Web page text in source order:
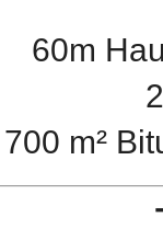
60m
700 m²